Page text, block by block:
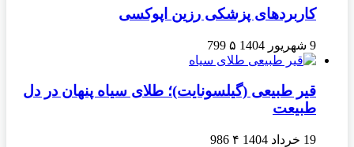
کاربردهای پزشکی رزین اپوکسی
9 شهریور 1404 ۵ 799
قیر طبیعی (گیلسونایت)؛ طلای سیاه پنهان در دل
طبیعت
19 خرداد 1404 ۴ 986